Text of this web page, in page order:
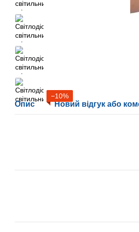
−10%
Опис Новий відгук або